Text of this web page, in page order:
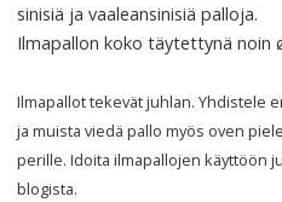
sinisiä ja vaaleansinisiä palloja.
Ilmapallon koko täytettynä noin
Ilmapallot tekevät juhlan. Yhdistele
ja muista viedä pallo myös oven
perille. Idoita ilmapallojen käyttöön
blogista.